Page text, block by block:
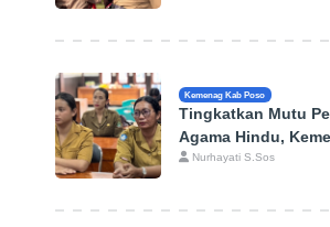
Kemenag Kab Poso
Tingkatkan Mutu
Agama Hindu,
Nurhayati S.Sos